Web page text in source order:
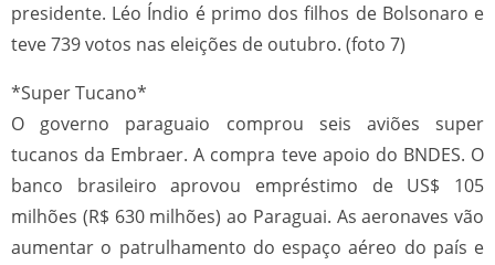
presidente. Léo Índio é primo dos filhos de Bolsonaro e
teve 739 votos nas eleições de outubro. (foto 7)
*Super Tucano*
O governo paraguaio comprou seis aviões super
tucanos da Embraer. A compra teve apoio do BNDES. O
banco brasileiro aprovou empréstimo de US$ 105
milhões (R$ 630 milhões) ao Paraguai. As aeronaves vão
aumentar o patrulhamento do espaço aéreo do país e